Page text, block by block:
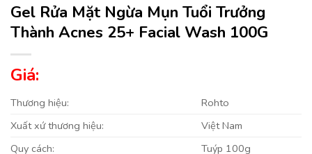
Gel Rửa Mặt Ngừa Mụn Tuổi Trưởng
Thành Acnes 25+ Facial Wash 100G
Giá:
Thương hiệu:
Rohto
Xuất xứ thương hiệu:
Việt Nam
Quy cách:
Tuýp 100g